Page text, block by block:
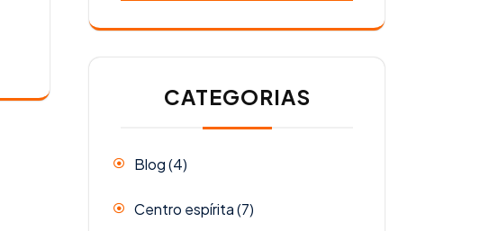
CATEGORIAS
Blog(4)
Centro espírita(7)